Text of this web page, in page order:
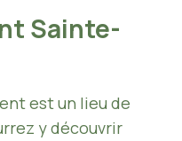
Sainte-
est un lieu de
y découvrir